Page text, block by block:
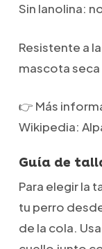
Sin lanolina:
Resistente a
mascota
👉 Más
Wikipedia:
Guía de
Para elegir la
tu perro
de la cola.